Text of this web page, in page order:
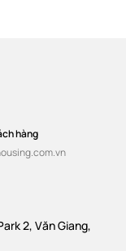
hàng
2, Văn Giang,